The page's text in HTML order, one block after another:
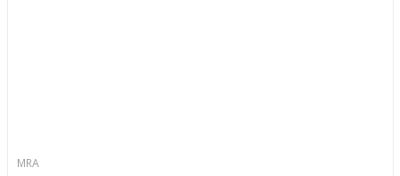
MRA